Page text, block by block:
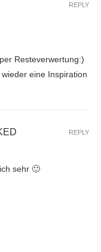
Resteverwertung:)
eine Inspiration
REPLY
sehr 🙂
REPLY